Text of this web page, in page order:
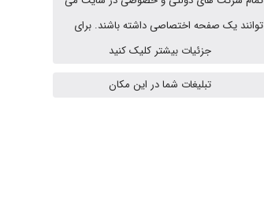
A.balandeh
توانند یک صفحه اختصاصی داشته باشند. برای
جزئیات بیشتر کلیک کنید
تبلیغات شما در این مکان